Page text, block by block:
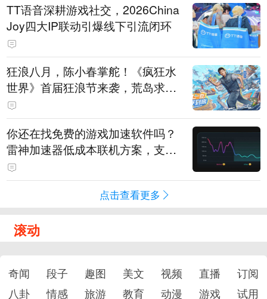
TT语音深耕游戏社交，2026China
Joy四大IP联动引爆线下引流闭环
狂浪八月，陈小春掌舵！《疯狂水
世界》首届狂浪节来袭，荒岛求生
直播即将开启
你还在找免费的游戏加速软件吗？
雷神加速器低成本联机方案，支持
免费试用
点击查看更多
滚动
奇闻 段子 趣图 美文 视频 直播
订阅
八卦
情感 旅游 教育 动漫 游戏 试用